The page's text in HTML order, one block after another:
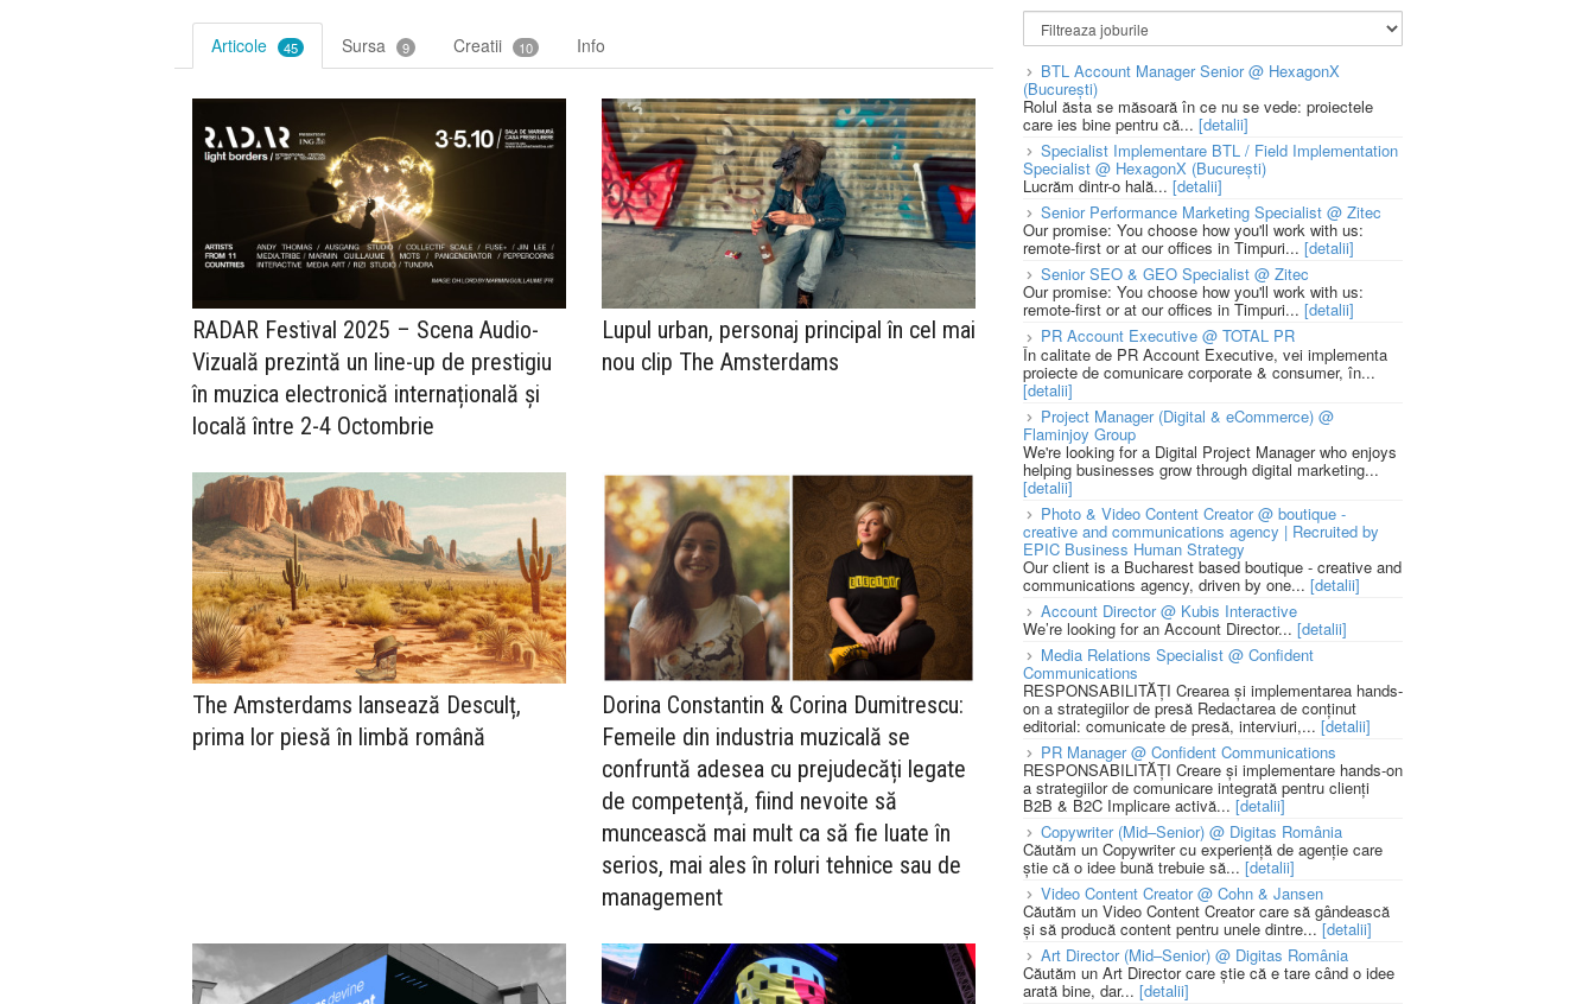
Articole 45 Sursa 9 Creatii 10 Info
RADAR Festival 2025 – Scena Audio-
Vizuală prezintă un line-up de prestigiu
în muzica electronică internațională și
locală între 2-4 Octombrie
Lupul urban, personaj principal în cel mai
nou clip The Amsterdams
The Amsterdams lansează Desculț,
prima lor piesă în limbă română
Dorina Constantin & Corina Dumitrescu:
Femeile din industria muzicală se
confruntă adesea cu prejudecăți legate
de competență, fiind nevoite să
muncească mai mult ca să fie luate în
serios, mai ales în roluri tehnice sau de
management
BTL Account Manager Senior @ HexagonX
(București)
Rolul ăsta se măsoară în ce nu se vede: proiectele
care ies bine pentru că... [detalii]
Specialist Implementare BTL / Field Implementation
Specialist @ HexagonX (București)
Lucrăm dintr-o hală... [detalii]
Senior Performance Marketing Specialist @ Zitec
Our promise: You choose how you'll work with us:
remote-first or at our offices in Timpuri... [detalii]
Senior SEO & GEO Specialist @ Zitec
Our promise: You choose how you'll work with us:
remote-first or at our offices in Timpuri... [detalii]
PR Account Executive @ TOTAL PR
În calitate de PR Account Executive, vei implementa
proiecte de comunicare corporate & consumer, în...
[detalii]
Project Manager (Digital & eCommerce) @
Flaminjoy Group
We're looking for a Digital Project Manager who enjoys
helping businesses grow through digital marketing...
[detalii]
Photo & Video Content Creator @ boutique -
creative and communications agency | Recruited by
EPIC Business Human Strategy
Our client is a Bucharest based boutique - creative and
communications agency, driven by one... [detalii]
Account Director @ Kubis Interactive
We’re looking for an Account Director... [detalii]
Media Relations Specialist @ Confident
Communications
RESPONSABILITĂȚI Crearea și implementarea hands-
on a strategiilor de presă Redactarea de conținut
editorial: comunicate de presă, interviuri,... [detalii]
PR Manager @ Confident Communications
RESPONSABILITĂȚI Creare și implementare hands-on
a strategiilor de comunicare integrată pentru clienți
B2B & B2C Implicare activă... [detalii]
Copywriter (Mid–Senior) @ Digitas România
Căutăm un Copywriter cu experiență de agenție care
știe că o idee bună trebuie să... [detalii]
Video Content Creator @ Cohn & Jansen
Căutăm un Video Content Creator care să gândească
și să producă content pentru unele dintre... [detalii]
Art Director (Mid–Senior) @ Digitas România
Căutăm un Art Director care știe că e tare când o idee
arată bine, dar... [detalii]